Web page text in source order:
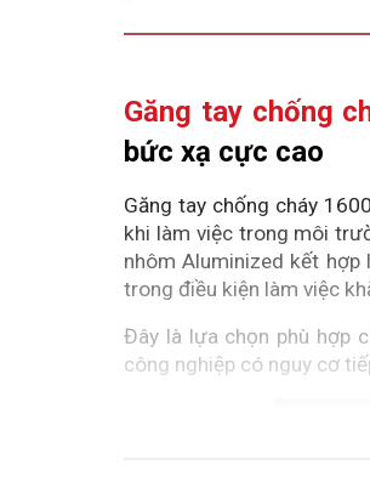
Găng tay chống
bức xạ cực cao
Găng tay chống cháy
khi làm việc trong môi
nhôm Aluminized kết hợp
trong điều kiện làm việc
Đây là lựa chọn phù hợp
công nghiệp có nguy cơ